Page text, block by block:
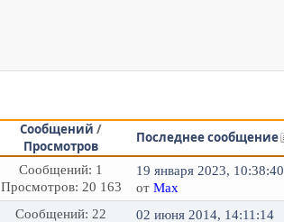
Сообщений /
Просмотров
Последнее сообщение
Сообщений: 1
Просмотров: 20 163
19 января 2023, 10:38:40
отMax
Сообщений: 22
02 июня 2014, 14:11:14